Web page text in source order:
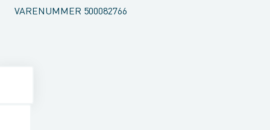
VARENUMMER 500082766